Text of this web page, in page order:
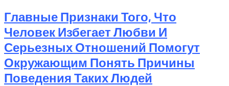
Главные Признаки Того, Что
Человек Избегает Любви И
Серьезных Отношений Помогут
Окружающим Понять Причины
Поведения Таких Людей